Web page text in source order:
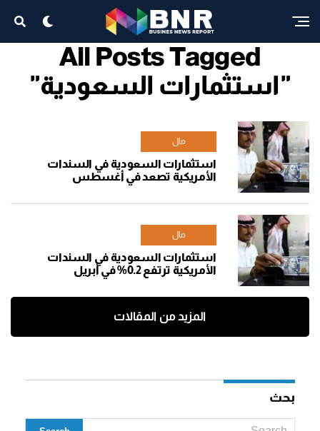
All Posts Tagged
"استثمارات السعودية"
مال
استثمارات السعودية في السندات
الأمريكية تصعد في أغسطس
مال
استثمارات السعودية في السندات
الأمريكية ترتفع 0.2% في أبريل
المزيد من المقالات
بحث